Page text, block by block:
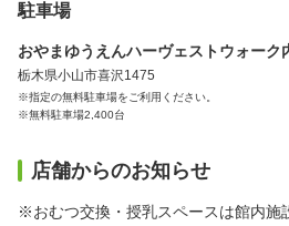
駐車場
おやまゆうえんハーヴェストウォーク
栃木県小山市喜沢1475
※指定の無料駐車場をご利用ください。
※無料駐車場2,400台
店舗からのお知らせ
※おむつ交換・授乳スペースは館内施